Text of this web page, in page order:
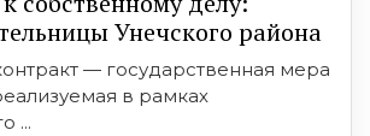
Унечского района
— государственная мера
в рамках
...